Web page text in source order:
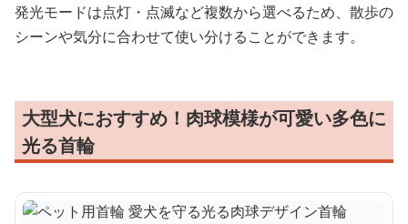
発光モードは点灯・点滅など複数から選べるため、散歩の
シーンや気分に合わせて使い分けることができます。
大型犬におすすめ！肉球模様が可愛い多色に
光る首輪